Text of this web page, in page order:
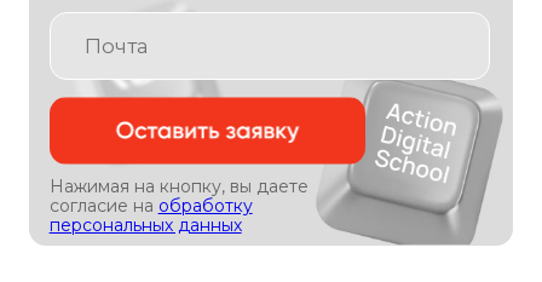
Эксперты Партнеры Отзывы
ООО «Актион-Диджитал» г. Москва,
1-й Земельный переулок, 1
Лицензия